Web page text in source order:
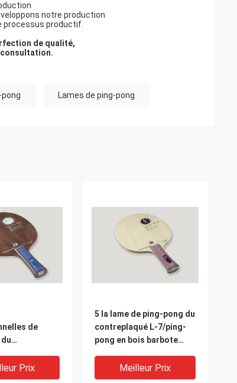
notre production
processus productif.
de qualité,
pong Lames de ping-pong
de
éclaté
Prix
5 la lame de ping-pong du
contreplaqué L-7/ping-
pong en bois barbote
d'attaqueMeilleur Prix